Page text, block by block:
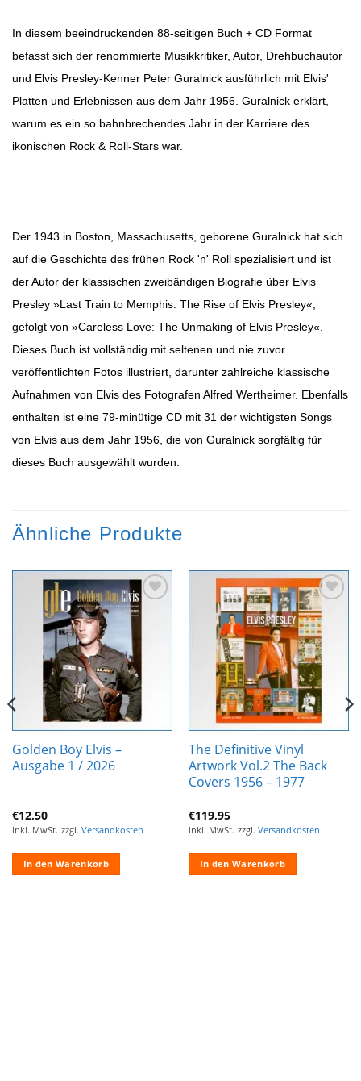
In diesem beeindruckenden 88-seitigen Buch + CD Format
befasst sich der renommierte Musikkritiker, Autor, Drehbuchautor
und Elvis Presley-Kenner Peter Guralnick ausführlich mit Elvis'
Platten und Erlebnissen aus dem Jahr 1956. Guralnick erklärt,
warum es ein so bahnbrechendes Jahr in der Karriere des
ikonischen Rock & Roll-Stars war.
Der 1943 in Boston, Massachusetts, geborene Guralnick hat sich
auf die Geschichte des frühen Rock 'n' Roll spezialisiert und ist
der Autor der klassischen zweibändigen Biografie über Elvis
Presley »Last Train to Memphis: The Rise of Elvis Presley«,
gefolgt von »Careless Love: The Unmaking of Elvis Presley«.
Dieses Buch ist vollständig mit seltenen und nie zuvor
veröffentlichten Fotos illustriert, darunter zahlreiche klassische
Aufnahmen von Elvis des Fotografen Alfred Wertheimer. Ebenfalls
enthalten ist eine 79-minütige CD mit 31 der wichtigsten Songs
von Elvis aus dem Jahr 1956, die von Guralnick sorgfältig für
dieses Buch ausgewählt wurden.
Ähnliche Produkte
Zur
Wunschliste
hinzufügen
Golden Boy Elvis –
Ausgabe 1 / 2026
€12,50
inkl. MwSt. zzgl. Versandkosten
In den Warenkorb
Zur
Wunschliste
hinzufügen
The Definitive Vinyl
Artwork Vol.2 The Back
Covers 1956 – 1977
€119,95
inkl. MwSt. zzgl. Versandkosten
In den Warenkorb